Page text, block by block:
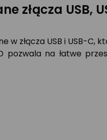
złącza USB,
w złącza USB i USB-
pozwala na łatwe